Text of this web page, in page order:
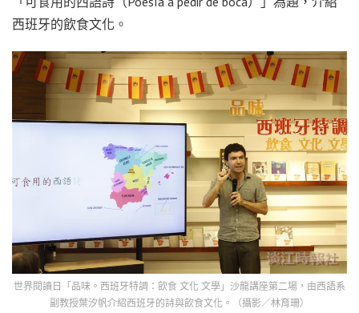
西班牙的飲食文化。
世界閱讀日「品味。西班牙特調：飲食 文化 文學」沙龍講座第二場，由西語系
副教授葉汐帆介紹西班牙的詩與飲食文化。（攝影／林育珊）